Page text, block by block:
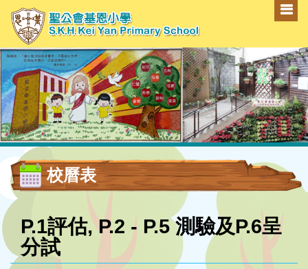
校曆表
P.1評估, P.2 - P.5 測驗及P.6呈
分試